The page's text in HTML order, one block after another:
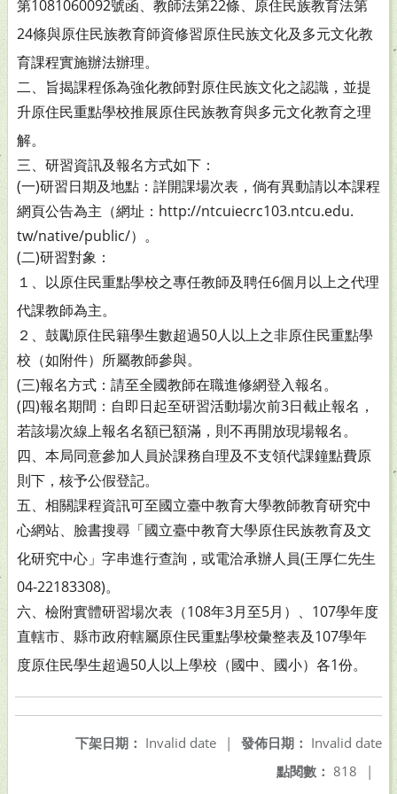
第1081060092號函、教師法第22條、原住民族教育法第
24條與原住民族教育師資修習原住民族文化及多元文化教
育課程實施辦法辦理。
二、旨揭課程係為強化教師對原住民族文化之認識，並提
升原住民重點學校推展原住民族教育與多元文化教育之理
解。
三、研習資訊及報名方式如下：
(一)研習日期及地點：詳開課場次表，倘有異動請以本課程
網頁公告為主（網址：http://ntcuiecrc103.ntcu.edu.
tw/native/public/）。
(二)研習對象：
１、以原住民重點學校之專任教師及聘任6個月以上之代理
代課教師為主。
２、鼓勵原住民籍學生數超過50人以上之非原住民重點學
校（如附件）所屬教師參與。
(三)報名方式：請至全國教師在職進修網登入報名。
(四)報名期間：自即日起至研習活動場次前3日截止報名，
若該場次線上報名名額已額滿，則不再開放現場報名。
四、本局同意參加人員於課務自理及不支領代課鐘點費原
則下，核予公假登記。
五、相關課程資訊可至國立臺中教育大學教師教育研究中
心網站、臉書搜尋「國立臺中教育大學原住民族教育及文
化研究中心」字串進行查詢，或電洽承辦人員(王厚仁先生
04-22183308)。
六、檢附實體研習場次表（108年3月至5月）、107學年度
直轄市、縣市政府轄屬原住民重點學校彙整表及107學年
度原住民學生超過50人以上學校（國中、國小）各1份。
發佈日期： Invalid date
下架日期： Invalid date
|
點閱數： 818 |